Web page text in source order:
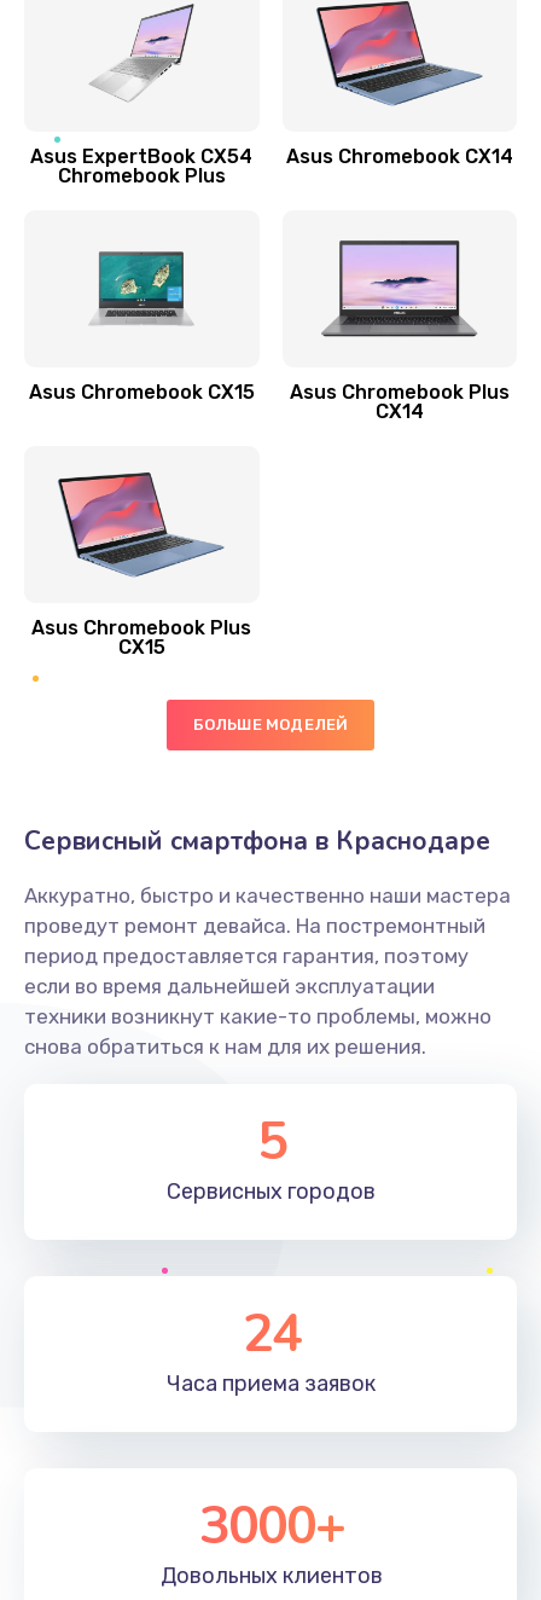
890 руб.
Замена стекла
Замена датчика приближения
Замена антенны
Заказать
890 руб.
Замена голосового динамика
Заказать
Замена основной камеры
490 руб.
Заказать
1190 руб.
Заказать
Заказать
Замена клавиатуры
1190 руб.
Замена корпуса
890 руб.
Asus ExpertBook CX54
Chromebook Plus
Asus Chromebook CX14
Asus Chromebook CX15
Asus Chromebook Plus
CX14
Asus Chromebook Plus
CX15
БОЛЬШЕ МОДЕЛЕЙ
Сервисный смартфона в Краснодаре
Аккуратно, быстро и качественно наши мастера
проведут ремонт девайса. На постремонтный
период предоставляется гарантия, поэтому
если во время дальнейшей эксплуатации
техники возникнут какие-то проблемы, можно
снова обратиться к нам для их решения.
5
Сервисных городов
24
Часа приема заявок
3000+
Довольных клиентов